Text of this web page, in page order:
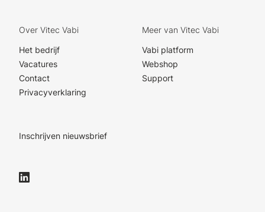
Over Vitec Vabi
Het bedrijf
Vacatures
Contact
Privacyverklaring
Meer van Vitec Vabi
Vabi platform
Webshop
Support
Inschrijven nieuwsbrief